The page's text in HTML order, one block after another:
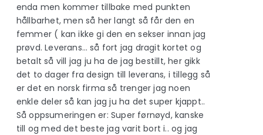
enda men kommer tillbake med punkten
hållbarhet, men så her langt så får den en
femmer ( kan ikke gi den en sekser innan jag
prøvd. Leverans… så fort jag dragit kortet og
betalt så vill jag ju ha de jag bestillt, her gikk
det to dager fra design till leverans, i tillegg så
er det en norsk firma så trenger jag noen
enkle deler så kan jag ju ha det super kjappt..
Så oppsumeringen er: Super førnøyd, kanske
till og med det beste jag varit bort i.. og jag